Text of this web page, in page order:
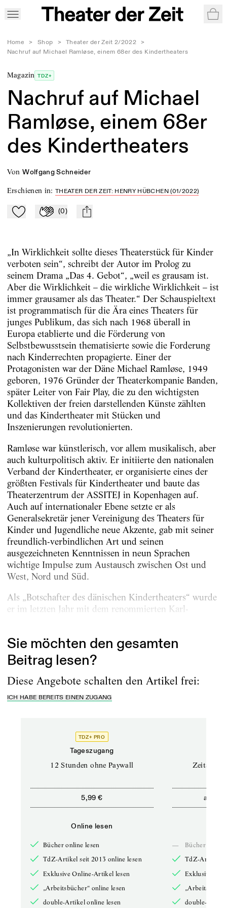
Home > Shop > Theater der Zeit 2/2022
>
Nachruf auf Michael Ramløse, einem 68er des Kindertheaters
Magazin TDZ+
Nachruf auf Michael
Ramløse, einem 68er
des Kindertheaters
von Wolfgang Schneider
Erschienen in:THEATER DER ZEIT: HENRY HÜBCHEN (01/2022)
Zu Mein-TdZ hinzufügen
Applaudieren
(0) mail
„In Wirklichkeit sollte dieses Theaterstück für Kinder
verboten sein“, schreibt der Autor im Prolog zu
seinem Drama „Das 4. Gebot“, „weil es grausam ist.
Aber die Wirklichkeit – die wirkliche Wirklichkeit – ist
immer grausamer als das Theater.“ Der Schauspieltext
ist programmatisch für die Ära eines Theaters für
junges Publikum, das sich nach 1968 überall in
Europa etablierte und die Förderung von
Selbstbewusstsein thematisierte sowie die Forderung
nach Kinderrechten propagierte. Einer der
Protagonisten war der Däne Michael Ramløse, 1949
geboren, 1976 Gründer der Theaterkompanie Banden,
später Leiter von Fair Play, die zu den wichtigsten
Kollektiven der freien darstellenden Künste zählten
und das Kindertheater mit Stücken und
Inszenierungen revolutionierten.
Ramløse war künstlerisch, vor allem musikalisch, aber
auch kulturpolitisch aktiv. Er initiierte den nationalen
Verband der Kindertheater, er organisierte eines der
größten Festivals für Kindertheater und baute das
Theaterzentrum der ASSITEJ in Kopenhagen auf.
Auch auf internationaler Ebene setzte er als
Generalsekretär jener ­Vereinigung des Theaters für
Kinder und Jugendliche neue Akzente, gab mit seiner
freundlich-verbindlichen Art und seinen
ausgezeichneten Kenntnissen in neun Sprachen
wichtige Impulse zum Austausch zwischen Ost und
West, Nord und Süd.
Als „Botschafter des dänischen Kindertheaters“ wurde
er im letzten Jahr mit dem renommierten Karl-
Sie möchten den gesamten
Beitrag lesen?
Diese Angebote schalten den Artikel frei:
ICH HABE BEREITS EINEN ZUGANG
TDZ+ PRO
Tageszugang
12 Stunden ohne Paywall
5,99 €
Online lesen
Bücher online lesen
TdZ-Artikel seit 2013 online lesen
Exklusive Online-Artikel lesen
„Arbeitsbücher“ online lesen
double-Artikel online lesen
ab
—
Bücher online
TdZ-Artikel
Exklusive
double-